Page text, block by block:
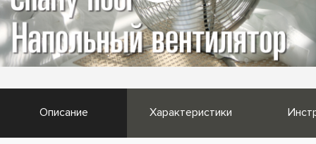
Описание Характеристики